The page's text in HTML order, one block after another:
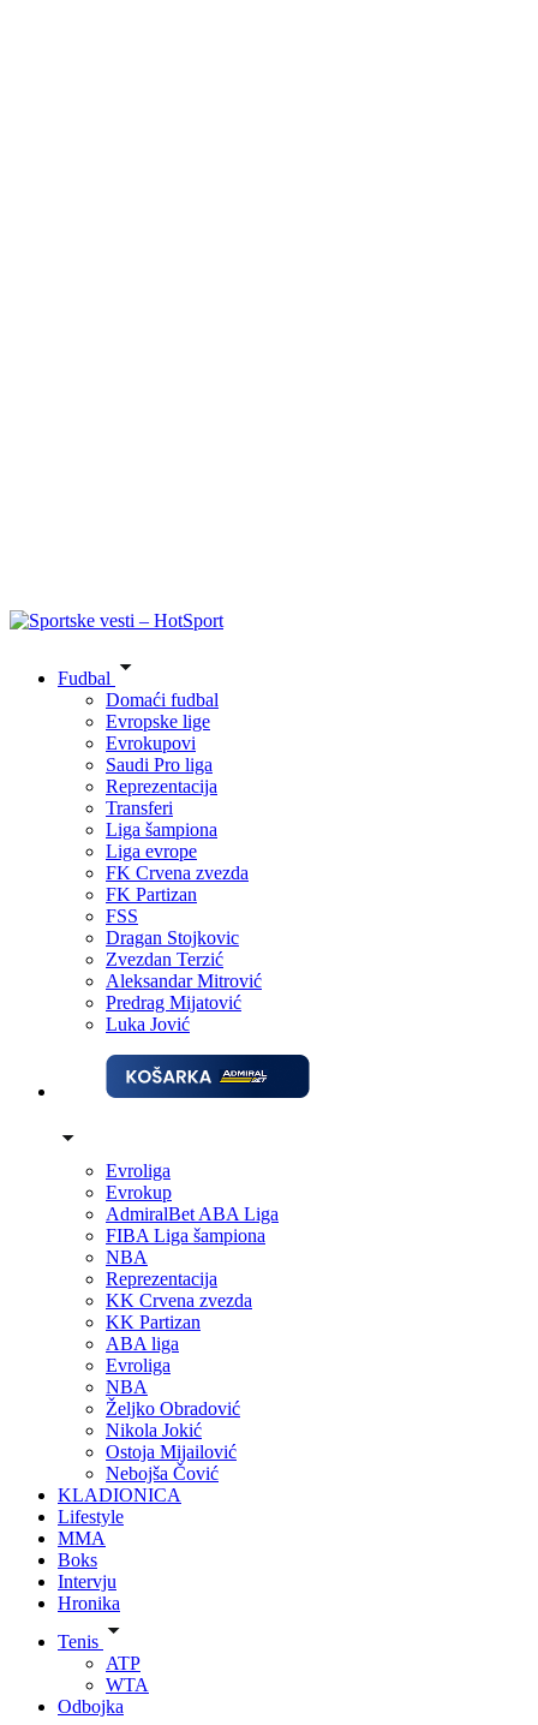
Fudbal
Domaći fudbal
Evropske lige
Evrokupovi
Saudi Pro liga
Reprezentacija
Transferi
Liga šampiona
Liga evrope
FK Crvena zvezda
FK Partizan
FSS
Dragan Stojkovic
Zvezdan Terzić
Aleksandar Mitrović
Predrag Mijatović
Luka Jović
Evroliga
Evrokup
AdmiralBet ABA Liga
FIBA Liga šampiona
NBA
Reprezentacija
KK Crvena zvezda
KK Partizan
ABA liga
Evroliga
NBA
Željko Obradović
Nikola Jokić
Ostoja Mijailović
Nebojša Čović
KLADIONICA
Lifestyle
MMA
Boks
Intervju
Hronika
Tenis
ATP
WTA
Odbojka